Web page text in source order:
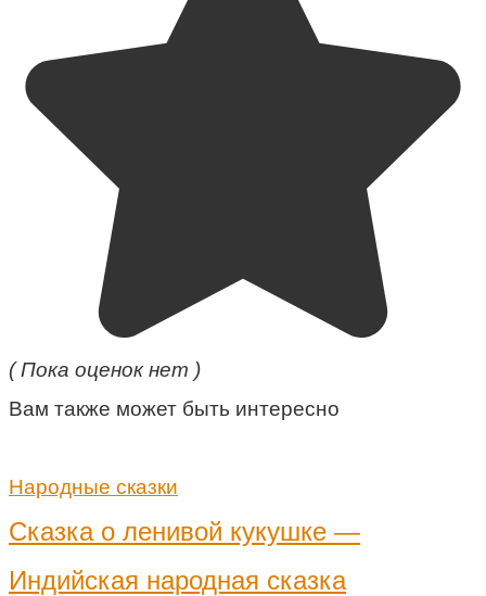
( Пока оценок нет )
Вам также может быть интересно
Народные сказки
Сказка о ленивой кукушке —
Индийская народная сказка